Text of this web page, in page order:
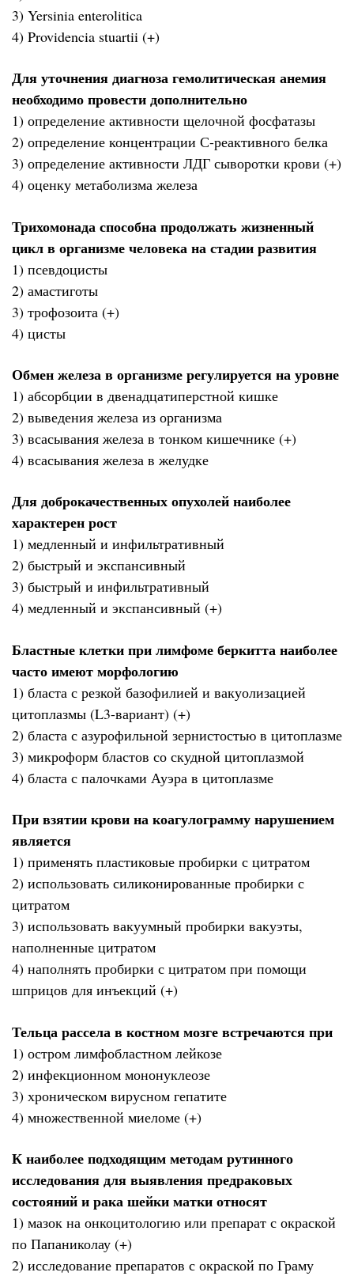
3) Yersinia enterolitica
4) Providencia stuartii (+)
Для уточнения диагноза гемолитическая анемия
необходимо провести дополнительно
1) определение активности щелочной фосфатазы
2) определение концентрации С-реактивного белка
3) определение активности ЛДГ сыворотки крови (+)
4) оценку метаболизма железа
Трихомонада способна продолжать жизненный
цикл в организме человека на стадии развития
1) псевдоцисты
2) амастиготы
3) трофозоита (+)
4) цисты
Обмен железа в организме регулируется на уровне
1) абсорбции в двенадцатиперстной кишке
2) выведения железа из организма
3) всасывания железа в тонком кишечнике (+)
4) всасывания железа в желудке
Для доброкачественных опухолей наиболее
характерен рост
1) медленный и инфильтративный
2) быстрый и экспансивный
3) быстрый и инфильтративный
4) медленный и экспансивный (+)
Бластные клетки при лимфоме беркитта наиболее
часто имеют морфологию
1) бласта с резкой базофилией и вакуолизацией
цитоплазмы (L3-вариант) (+)
2) бласта с азурофильной зернистостью в цитоплазме
3) микроформ бластов со скудной цитоплазмой
4) бласта с палочками Ауэра в цитоплазме
При взятии крови на коагулограмму нарушением
является
1) применять пластиковые пробирки с цитратом
2) использовать силиконированные пробирки с
цитратом
3) использовать вакуумный пробирки вакуэты,
наполненные цитратом
4) наполнять пробирки с цитратом при помощи
шприцов для инъекций (+)
Тельца рассела в костном мозге встречаются при
1) остром лимфобластном лейкозе
2) инфекционном мононуклеозе
3) хроническом вирусном гепатите
4) множественной миеломе (+)
К наиболее подходящим методам рутинного
исследования для выявления предраковых
состояний и рака шейки матки относят
1) мазок на онкоцитологию или препарат с окраской
по Папаниколау (+)
2) исследование препаратов с окраской по Граму